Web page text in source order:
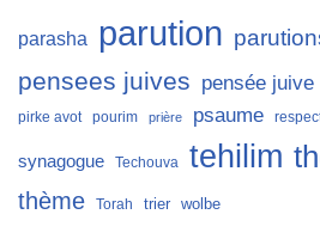
parasha parution
pensees juives pensée juive
pirke avot
pourim prière psaume
synagogue Techouva tehilim
thème Torah trier wolbe